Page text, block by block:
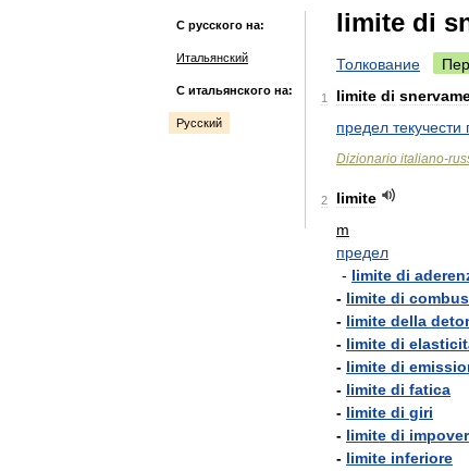
С русского на:
Итальянский
С итальянского на:
Русский
limite di
Толкование
1 limite di
предел текучести
Dizionario italiano-
2
limite
m
предел
- limite di
- limite di
- limite della
- limite di
- limite di
- limite di fatica
- limite di giri
- limite di
- limite inferiore